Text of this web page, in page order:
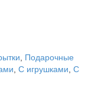
Подарочные
С игрушками С